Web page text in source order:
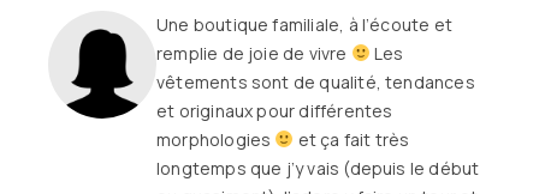
Une boutique familiale, à l’écoute et
remplie de joie de vivre
Les
vêtements sont de qualité, tendances
et originaux pour différentes
morphologies
et ça fait très
longtemps que j’y vais (depuis le début